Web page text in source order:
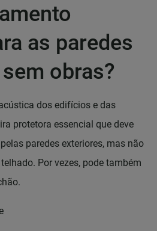
as paredes
obras?
dos edifícios e das
protetora essencial que deve
paredes exteriores, mas não
Por vezes, pode também